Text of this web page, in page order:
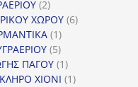
προϊόντα
22
προϊόντα
ΧΩΡΟΥ 66
11
προϊόν
55
προϊόντα
ΠΑΓΟΥ 11
προϊόν
ΧΙΟΝΙ 11